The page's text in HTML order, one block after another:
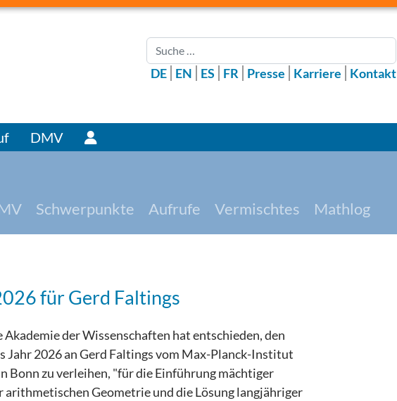
Suchen
DE EN ES FR Presse Karriere Kontakt
DMV
Schwerpunkte Aufrufe Vermischtes Mathlog
für Gerd Faltings
der Wissenschaften hat entschieden, den
Jahr 2026 an Gerd Faltings vom Max-Planck-Institut
Bonn zu verleihen, "für die Einführung mächtiger
arithmetischen Geometrie und die Lösung langjähriger